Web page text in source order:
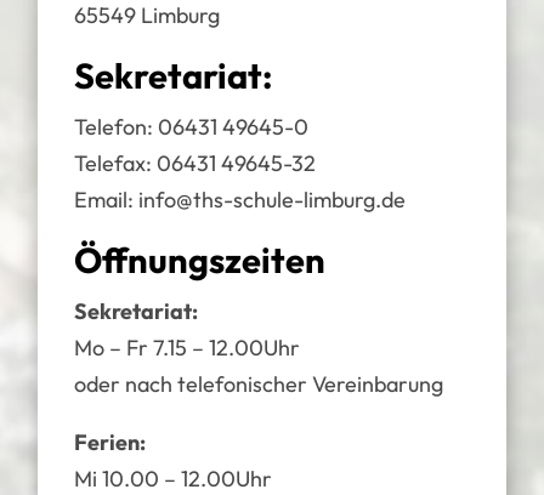
65549 Limburg
Sekretariat:
Telefon: 06431 49645-0
Telefax: 06431 49645-32
Email: info@ths-schule-limburg.de
Öffnungszeiten
Sekretariat:
Mo – Fr 7.15 – 12.00Uhr
oder nach telefonischer Vereinbarung
Ferien:
Mi 10.00 – 12.00Uhr